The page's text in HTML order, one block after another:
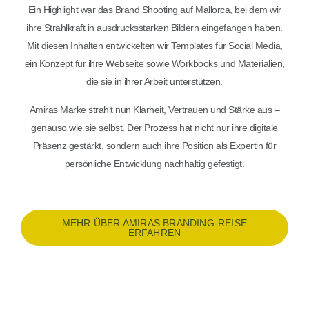
Ein Highlight war das Brand Shooting auf Mallorca, bei dem wir
ihre Strahlkraft in ausdrucksstarken Bildern eingefangen haben.
Mit diesen Inhalten entwickelten wir Templates für Social Media,
ein Konzept für ihre Webseite sowie Workbooks und Materialien,
die sie in ihrer Arbeit unterstützen.
Amiras Marke strahlt nun Klarheit, Vertrauen und Stärke aus –
genauso wie sie selbst. Der Prozess hat nicht nur ihre digitale
Präsenz gestärkt, sondern auch ihre Position als Expertin für
persönliche Entwicklung nachhaltig gefestigt.
MEHR ÜBER AMIRAS BRANDING-REISE
ERFAHREN